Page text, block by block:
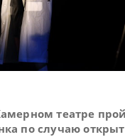
театре
по случаю